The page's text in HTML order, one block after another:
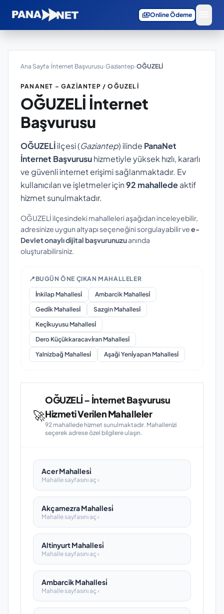
paymentsOnline Ödeme
Ana Sayfa›İnternet Başvurusu›Gaziantep›OĞUZELİ
PANANET – GAZIANTEP / OĞUZELİ
OĞUZELİ İnternet
Başvurusu
OĞUZELİilçesi (Gaziantep) ilinde PanaNet
İnternet Başvurusuhizmetiyle yüksek hızlı, kararlı
ve güvenli internet erişimi sağlanmaktadır. Ev
kullanıcıları ve işletmeler için92 mahalledeaktif
hizmet sunulmaktadır.
OĞUZELİ ilçesindeki mahalleleri aşağıdan inceleyebilir,
adresinize uygun altyapı seçeneğini sorgulayabilir vee-
Devlet onaylı dijital başvurunuzuanında
oluşturabilirsiniz.
📍 BUGÜN ÖNE ÇIKAN MAHALLELER
İnkilap Mahallesi̇
Ambarcik Mahallesi̇
Gedi̇k Mahallesi̇
Sazgin Mahallesi̇
Keçi̇kuyusu Mahallesi̇
Dero Küçükkaracavi̇ran Mahallesi̇
Yalnizbağ Mahallesi̇
Aşaği Yeni̇yapan Mahallesi̇
🚀
OĞUZELİ – İnternet Başvurusu
Hizmeti Verilen Mahalleler
92 mahallede hizmet sunulmaktadır. Mahallenizi
seçerek adrese özel bilgilere ulaşın.
Acer Mahallesi̇
Mahalle sayfasını aç ›
Akçamezra Mahallesi̇
Mahalle sayfasını aç ›
Altinyurt Mahallesi̇
Mahalle sayfasını aç ›
Ambarcik Mahallesi̇
Mahalle sayfasını aç ›